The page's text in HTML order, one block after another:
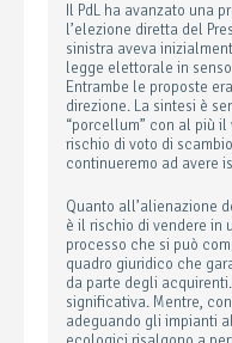
Il PdL ha avanzato una
l’elezione diretta del
sinistra aveva
legge elettorale in
Entrambe le proposte
direzione. La sintesi è
“porcellum” con al più
rischio di voto di
continueremo ad avere
Quanto all’alienazione
è il rischio di vendere in
processo che si può
quadro giuridico che
da parte degli
significativa. Mentre,
adeguando gli impianti